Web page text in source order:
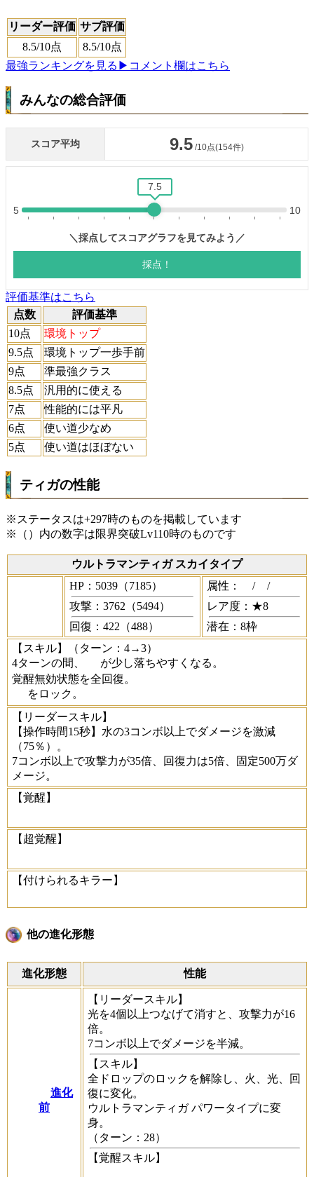
リーダー評価 サブ評価
8.5/10点 8.5/10点
最強ランキングを見る ▶コメント欄はこちら
みんなの総合評価
評価基準はこちら
点数
評価基準
10点
環境トップ
9.5点
環境トップ一歩手前
9点
準最強クラス
8.5点
汎用的に使える
7点
性能的には平凡
6点
使い道少なめ
5点
使い道はほぼない
ティガの性能
※ステータスは+297時のものを掲載しています
※（）内の数字は限界突破Lv110時のものです
ウルトラマンティガ スカイタイプ
HP：5039（7185）
攻撃：3762（5494）
回復：422（488）
属性： /
/
レア度：★8
潜在：8枠
【スキル】
（ターン：4→3）
4ターンの間、
が少し落ちやすくなる。
覚醒無効状態を全回復。
をロック。
【リーダースキル】
【操作時間15秒】水の3コンボ以上でダメージを激減
（75％）。
7コンボ以上で攻撃力が35倍、回復力は5倍、固定500万ダ
メージ。
【覚醒】
【超覚醒】
【付けられるキラー】
他の進化形態
進化形態 性能
進化
前
【リーダースキル】
光を4個以上つなげて消すと、攻撃力が16
倍。
7コンボ以上でダメージを半減。
【スキル】
全ドロップのロックを解除し、火、光、回
復に変化。
ウルトラマンティガ パワータイプに変
身。
（ターン：28）
【覚醒スキル】